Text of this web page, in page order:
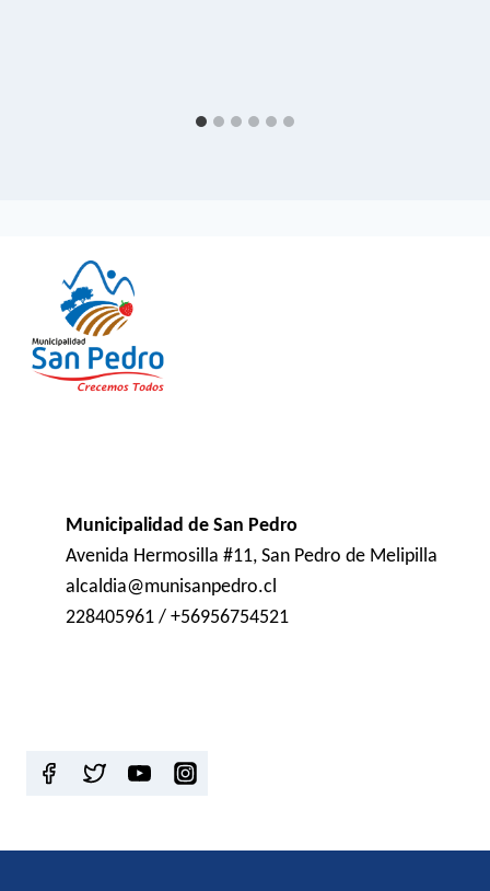
Municipalidad de San Pedro
Avenida Hermosilla #11, San Pedro de Melipilla
alcaldia@munisanpedro.cl
228405961 / +56956754521